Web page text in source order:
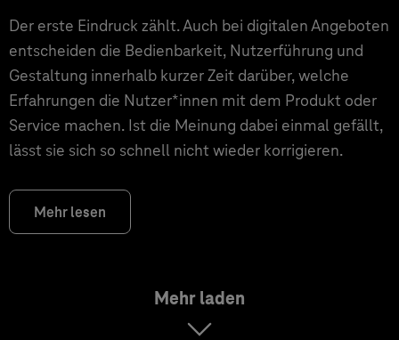
Der erste Eindruck zählt. Auch bei digitalen Angeboten
entscheiden die Bedienbarkeit, Nutzerführung und
Gestaltung innerhalb kurzer Zeit darüber, welche
Erfahrungen die Nutzer*innen mit dem Produkt oder
Service machen. Ist die Meinung dabei einmal gefällt,
lässt sie sich so schnell nicht wieder korrigieren.
Mehr lesen
Mehr laden